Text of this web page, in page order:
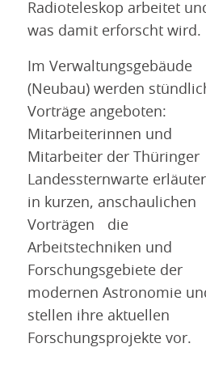
Radioteleskop arbeitet
was damit erforscht wird.
Im Verwaltungsgebäude
(Neubau) werden
Vorträge angeboten:
Mitarbeiterinnen und
Mitarbeiter der Thüringer
Landessternwarte
in kurzen, anschaulichen
Vorträgen die
Arbeitstechniken und
Forschungsgebiete der
modernen Astronomie
stellen ihre aktuellen
Forschungsprojekte vor.